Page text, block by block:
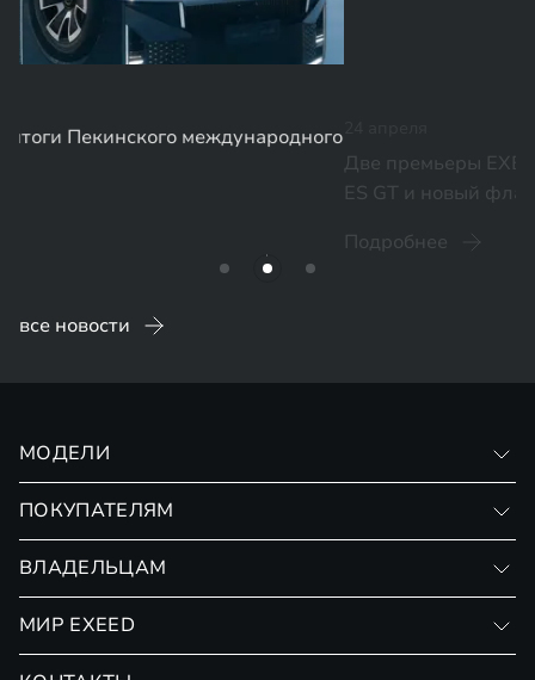
Две премьеры EXEED на Auto China 2026: EXLANTIX
ES GT и новый флагманский внедорожник EX9
все новости
МОДЕЛИ
ПОКУПАТЕЛЯМ
Страхование
ВЛАДЕЛЬЦАМ
МИР EXEED